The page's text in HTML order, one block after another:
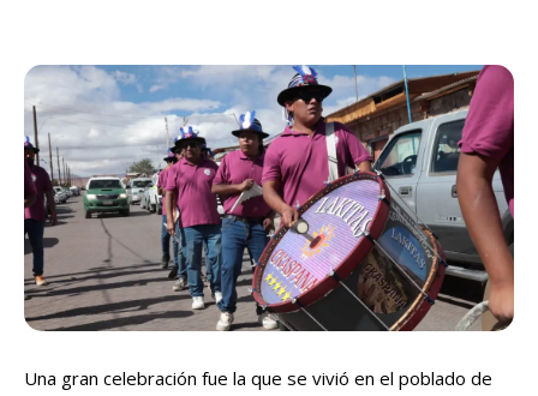
Una gran celebración fue la que se vivió en el poblado de